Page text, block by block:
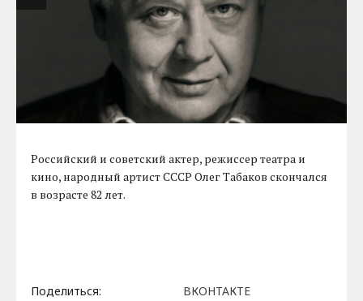
Российский и советский актер, режиссер театра и
кино, народный артист СССР Олег Табаков скончался
в возрасте 82 лет.
Поделиться:
ВКОНТАКТЕ